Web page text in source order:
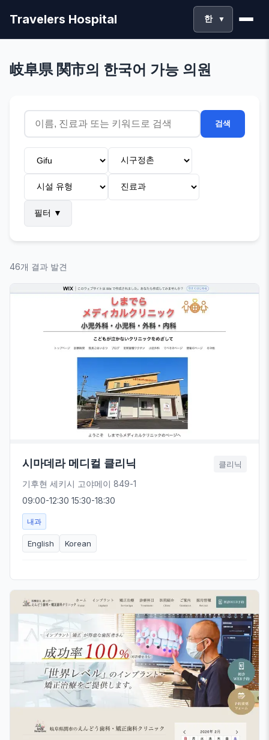
Travelers Hospital 한 ▼
岐阜県 関市의 한국어 가능 의원
검색
필터 ▼
46개 결과 발견
시마데라 메디컬 클리닉 클리닉
기후현 세키시 고야메이 849-1
09:00-12:30 15:30-18:30
내과
English Korean